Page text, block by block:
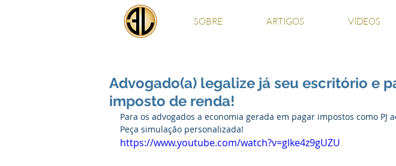
SOBRE ARTIGOS VÍDEOS
Advogado(a) legalize já seu escritório e
imposto de renda!
Para os advogados a economia gerada em pagar impostos como PJ
Peça simulação personalizada!
https://www.youtube.com/watch?v=glke4z9gUZU